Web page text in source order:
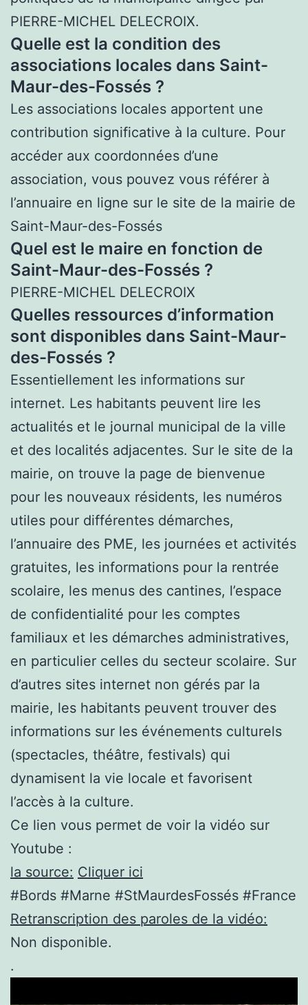
PIERRE-MICHEL DELECROIX.
Quelle est la condition des
associations locales dans Saint-
Maur-des-Fossés ?
Les associations locales apportent une
contribution significative à la culture. Pour
accéder aux coordonnées d’une
association, vous pouvez vous référer à
l’annuaire en ligne sur le site de la mairie de
Saint-Maur-des-Fossés
Quel est le maire en fonction de
Saint-Maur-des-Fossés ?
PIERRE-MICHEL DELECROIX
Quelles ressources d’information
sont disponibles dans Saint-Maur-
des-Fossés ?
Essentiellement les informations sur
internet. Les habitants peuvent lire les
actualités et le journal municipal de la ville
et des localités adjacentes. Sur le site de la
mairie, on trouve la page de bienvenue
pour les nouveaux résidents, les numéros
utiles pour différentes démarches,
l’annuaire des PME, les journées et activités
gratuites, les informations pour la rentrée
scolaire, les menus des cantines, l’espace
de confidentialité pour les comptes
familiaux et les démarches administratives,
en particulier celles du secteur scolaire. Sur
d’autres sites internet non gérés par la
mairie, les habitants peuvent trouver des
informations sur les événements culturels
(spectacles, théâtre, festivals) qui
dynamisent la vie locale et favorisent
l’accès à la culture.
Ce lien vous permet de voir la vidéo sur
Youtube :
la source: Cliquer ici
#Bords #Marne #StMaurdesFossés #France
Retranscription des paroles de la vidéo:
Non disponible.
.